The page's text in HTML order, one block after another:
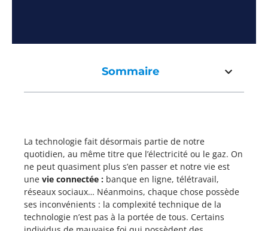
Sommaire
La technologie fait désormais partie de notre
quotidien, au même titre que l’électricité ou le gaz. On
ne peut quasiment plus s’en passer et notre vie est
une vie connectée : banque en ligne, télétravail,
réseaux sociaux… Néanmoins, chaque chose possède
ses inconvénients : la complexité technique de la
technologie n’est pas à la portée de tous. Certains